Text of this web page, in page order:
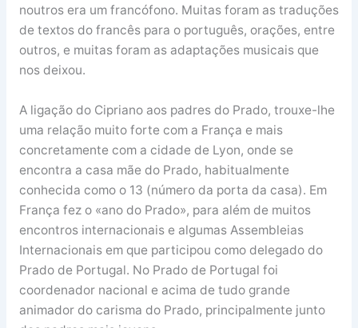
noutros era um francófono. Muitas foram as traduções
de textos do francês para o português, orações, entre
outros, e muitas foram as adaptações musicais que
nos deixou.
A ligação do Cipriano aos padres do Prado, trouxe-lhe
uma relação muito forte com a França e mais
concretamente com a cidade de Lyon, onde se
encontra a casa mãe do Prado, habitualmente
conhecida como o 13 (número da porta da casa). Em
França fez o «ano do Prado», para além de muitos
encontros internacionais e algumas Assembleias
Internacionais em que participou como delegado do
Prado de Portugal. No Prado de Portugal foi
coordenador nacional e acima de tudo grande
animador do carisma do Prado, principalmente junto